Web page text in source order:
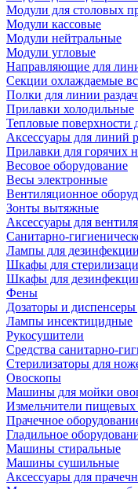
Модули для столовых
Модули кассовые
Модули нейтральные
Модули угловые
Направляющие для
Секции охлаждаемые
Полки для линии
Прилавки холодильные
Тепловые поверхности
Аксессуары для линий
Прилавки для горячих
Весовое оборудование
Весы электронные
Вентиляционное
Зонты вытяжные
Аксессуары для
Санитарно-
Лампы для дезинфекции
Шкафы для
Шкафы для
Фены
Дозаторы и
Лампы инсектицидные
Рукосушители
Средства санитарно-
Стерилизаторы для
Овоскопы
Машины для мойки
Измельчители пищевых
Прачечное
Гладильное
Машины стиральные
Машины сушильные
Аксессуары для